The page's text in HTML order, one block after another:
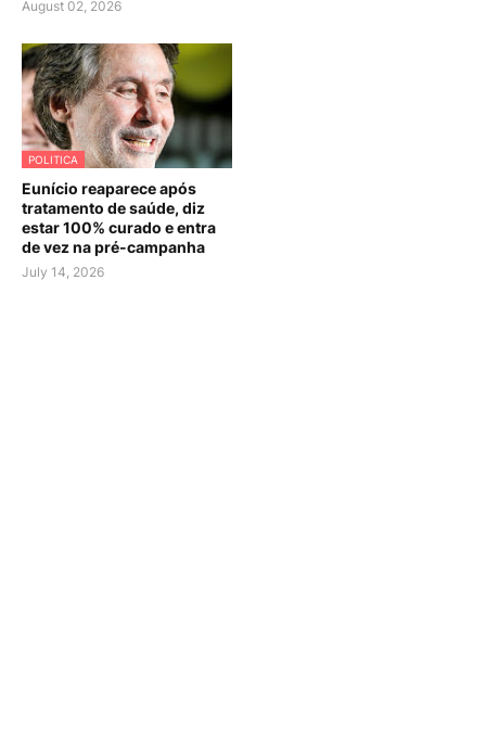
August 02, 2026
POLITICA
Eunício reaparece após
tratamento de saúde, diz
estar 100% curado e entra
de vez na pré-campanha
July 14, 2026